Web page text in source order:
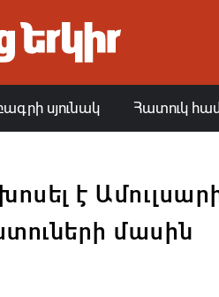
սյունակ Հատուկ
է
մասին